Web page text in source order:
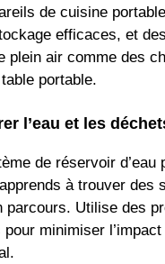
de cuisine
efficaces, et des
plein air comme des
portable.
l’eau et les
de réservoir d’eau
à trouver des
parcours. Utilise des
pour minimiser l’impact